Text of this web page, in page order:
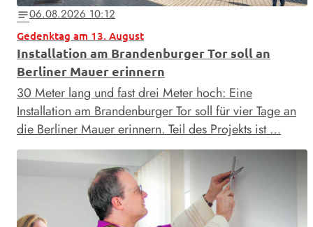
notes06.08.2026 10:12
Gedenktag am 13. August
Installation am Brandenburger Tor soll an
Berliner Mauer erinnern
30 Meter lang und fast drei Meter hoch: Eine
Installation am Brandenburger Tor soll für vier Tage an
die Berliner Mauer erinnern. Teil des Projekts ist …